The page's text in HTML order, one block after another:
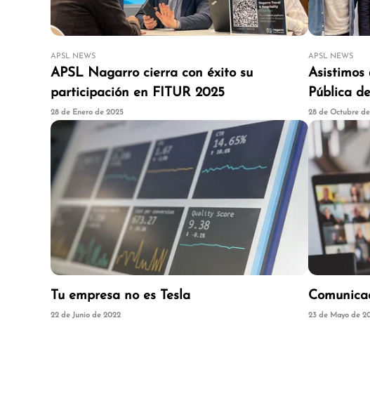
APSL NEWS
APSL Nagarro cierra con éxito su
participación en FITUR 2025
28 de Enero de 2025
APSL NEWS
Asistimos
Pública
28 de Octubre
Tu empresa no es Tesla
22 de Junio de 2022 23 de Mayo de